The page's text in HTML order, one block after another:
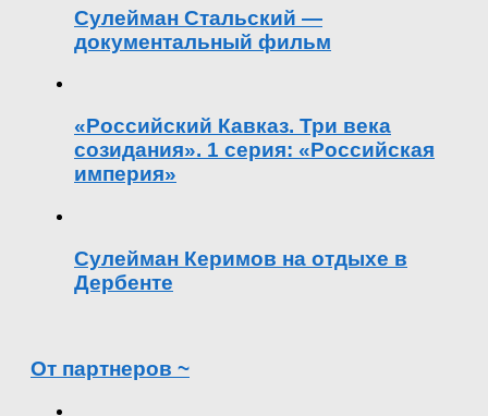
Сулейман Стальский —
документальный фильм
«Российский Кавказ. Три века
созидания». 1 серия: «Российская
империя»
Сулейман Керимов на отдыхе в
Дербенте
От партнеров ~